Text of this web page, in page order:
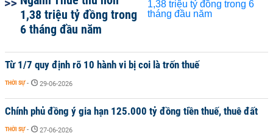
1,38 triệu tỷ đồng trong
6 tháng đầu năm
Từ 1/7 quy định rõ 10 hành vi bị coi là trốn thuế
THỜI SỰ - 29-06-2026
Chính phủ đồng ý gia hạn 125.000 tỷ đồng tiền thuế, thuê đất
THỜI SỰ - 27-06-2026